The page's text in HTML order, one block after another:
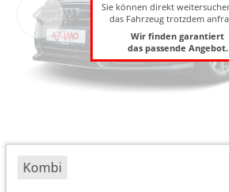
Sie können direkt
das Fahrzeug trotzdem
Wir finden garantiert
das passende Angebot.
Kombi